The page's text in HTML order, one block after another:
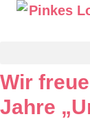
Wir
Jahre